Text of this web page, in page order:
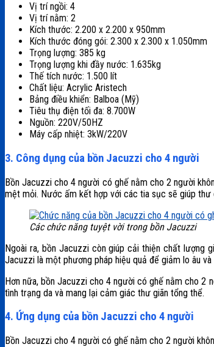
Vị trí ngồi: 4
Vị trí nằm: 2
Kích thước: 2.200 x 2.200 x 950mm
Kích thước đóng gói: 2.300 x 2.300 x 1.050mm
Trọng lượng: 385 kg
Trọng lượng khi đầy nước: 1.635kg
Thế tích nước: 1.500 lít
Chất liệu: Acrylic Aristech
Bảng điều khiển: Balboa (Mỹ)
Tiêu thụ điện tối đa: 8.700W
Nguồn: 220V/50HZ
Máy cấp nhiệt: 3kW/220V
3. Công dụng của bồn Jacuzzi cho 4 người
Bồn Jacuzzi cho 4 người có ghế nằm cho 2 người
mệt mỏi. Nước ấm kết hợp với các tia sục sẽ giúp thư
Các chức năng tuyệt vời trong bồn Jacuzzi
Ngoài ra, bồn Jacuzzi còn giúp cải thiện chất lượng
Jacuzzi là một phương pháp hiệu quả để giảm lo âu và
Hơn nữa, bồn Jacuzzi cho 4 người có ghế nằm cho
tình trạng da và mang lại cảm giác thư giãn tổng thể.
4. Ứng dụng của bồn Jacuzzi cho 4 người
Bồn Jacuzzi cho 4 người có ghế nằm cho 2 người